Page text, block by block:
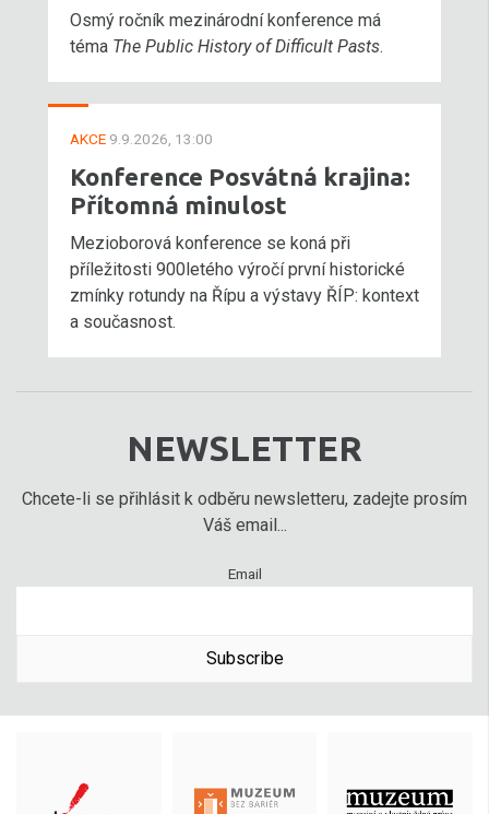
Osmý ročník mezinárodní konference má
téma The Public History of Difficult Pasts.
AKCE 9.9.2026, 13:00
Konference Posvátná krajina:
Přítomná minulost
Mezioborová konference se koná při
příležitosti 900letého výročí první historické
zmínky rotundy na Řípu a výstavy ŘÍP: kontext
a současnost.
NEWSLETTER
Chcete-li se přihlásit k odběru newsletteru, zadejte prosím
Váš email...
Email
Subscribe